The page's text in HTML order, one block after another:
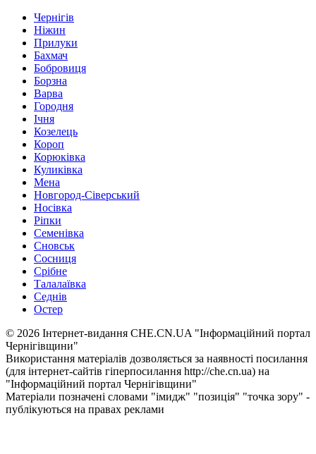
Чернігів
Ніжин
Прилуки
Бахмач
Бобровиця
Борзна
Варва
Городня
Ічня
Козелець
Короп
Корюківка
Куликівка
Мена
Новгород-Сіверський
Носівка
Ріпки
Семенівка
Сновськ
Сосниця
Срібне
Талалаївка
Седнів
Остер
© 2026 Інтернет-видання CHE.CN.UA "Інформаційний портал
Чернiгiвщини"
Використання матеріалів дозволяється за наявності посилання
(для інтернет-сайтів гіперпосилання http://che.cn.ua) на
"Інформаційний портал Чернiгiвщини"
Матеріали позначені словами "імидж" "позиція" "точка зору" -
публікуються на правах реклами